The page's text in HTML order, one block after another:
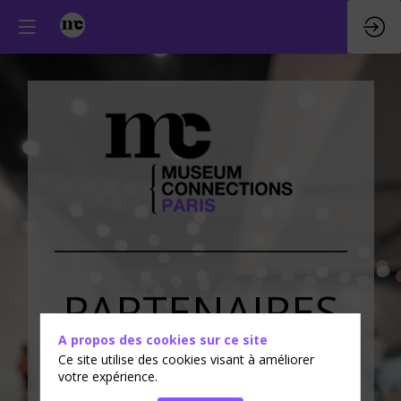
PARTENAIRES
&EXPOSANTS
A propos des cookies sur ce site
Ce site utilise des cookies visant à améliorer
votre expérience.